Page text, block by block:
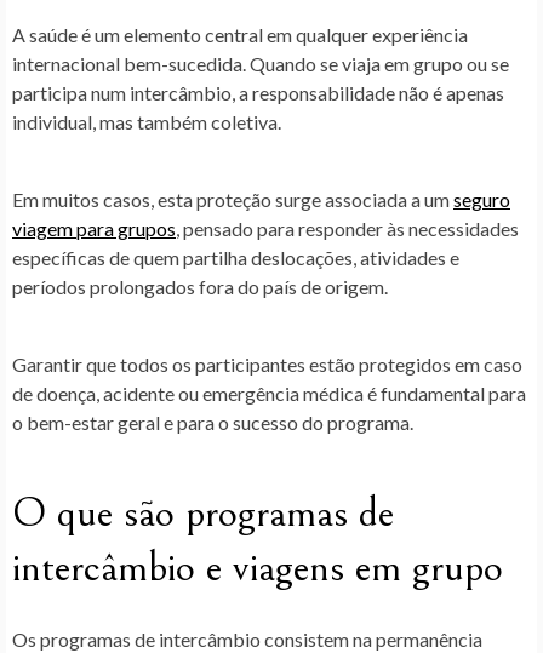
A saúde é um elemento central em qualquer experiência
internacional bem-sucedida. Quando se viaja em grupo ou se
participa num intercâmbio, a responsabilidade não é apenas
individual, mas também coletiva.
Em muitos casos, esta proteção surge associada a umseguro
viagem para grupos, pensado para responder às necessidades
específicas de quem partilha deslocações, atividades e
períodos prolongados fora do país de origem.
Garantir que todos os participantes estão protegidos em caso
de doença, acidente ou emergência médica é fundamental para
o bem-estar geral e para o sucesso do programa.
O que são programas de
intercâmbio e viagens em grupo
Os programas de intercâmbio consistem na permanência